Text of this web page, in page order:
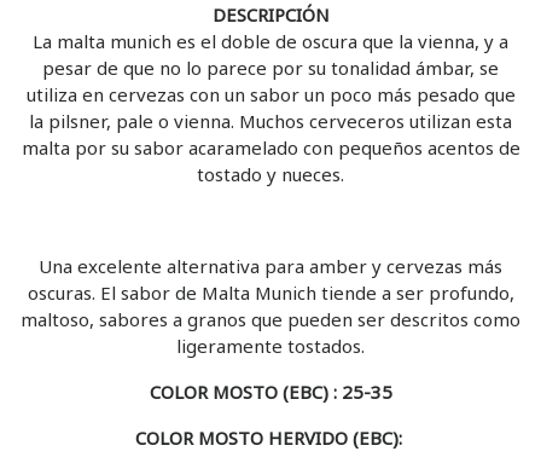
DESCRIPCIÓN
La malta munich es el doble de oscura que la vienna, y a
pesar de que no lo parece por su tonalidad ámbar, se
utiliza en cervezas con un sabor un poco más pesado que
la pilsner, pale o vienna. Muchos cerveceros utilizan esta
malta por su sabor acaramelado con pequeños acentos de
tostado y nueces.
Una excelente alternativa para amber y cervezas más
oscuras. El sabor de Malta Munich tiende a ser profundo,
maltoso, sabores a granos que pueden ser descritos como
ligeramente tostados.
COLOR MOSTO (EBC) : 25-35
COLOR MOSTO HERVIDO (EBC):